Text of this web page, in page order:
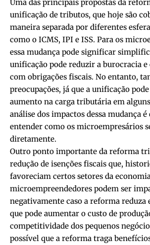
Uma das principais propostas da
unificação de tributos, que hoje são
maneira separada por diferentes
como o ICMS, IPI e ISS. Para os
essa mudança pode significar
unificação pode reduzir a burocracia e
com obrigações fiscais. No entanto,
preocupações, já que a unificação
aumento na carga tributária em
análise dos impactos dessa mudança
entender como os microempresários
diretamente.
Outro ponto importante da reforma
redução de isenções fiscais que,
favoreciam certos setores da
microempreendedores podem ser
negativamente caso a reforma reduza
que pode aumentar o custo de
competitividade dos pequenos
possível que a reforma traga